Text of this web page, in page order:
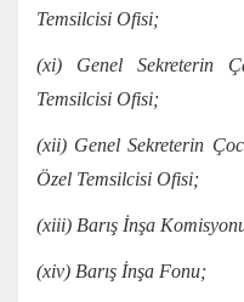
Temsilcisi Ofisi;
(xi) Genel Sekreterin
Temsilcisi Ofisi;
(xii) Genel Sekreterin
Özel Temsilcisi Ofisi;
(xiii) Barış İnşa
(xiv) Barış İnşa Fonu;